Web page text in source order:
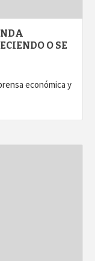
O SE
económica y